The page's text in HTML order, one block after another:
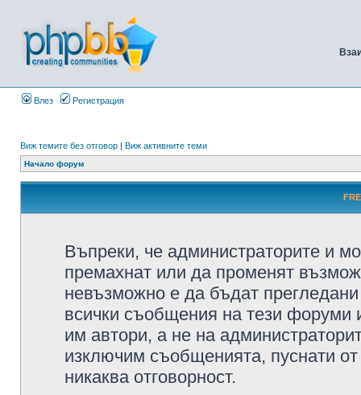
Влез Регистрация
Виж темите без отговор | Виж активните теми
Начало форум
Въпреки, че администраторите и
премахнат или да променят
невъзможно е да бъдат
всички съобщения на тези форуми
им автори, а не на
изключим съобщенията, пуснати
никаква отговорност.